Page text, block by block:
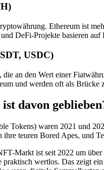
Ethereum ist
DeFi-Projekte basieren auf
USDC)
an den Wert einer
und werden oft als Brücke
ist davon
Tokens) waren 2021 und
ihre teuren Bored Apes, und
Markt ist seit 2022 um
praktisch wertlos. Das zeigt